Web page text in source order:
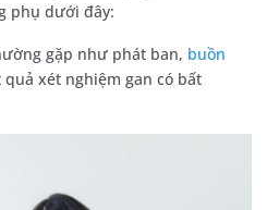
phụ dưới đây:
gặp như phát ban, buồn
xét nghiệm gan có bất